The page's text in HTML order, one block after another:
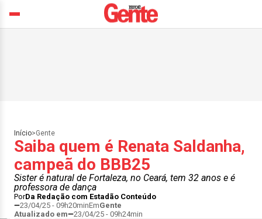
Início>Gente
Saiba quem é Renata Saldanha,
campeã do BBB25
Sister é natural de Fortaleza, no Ceará, tem 32 anos e é
professora de dança
PorDa Redação com Estadão Conteúdo
23/04/25 - 09h20minEmGente
Atualizado em
23/04/25 - 09h24min